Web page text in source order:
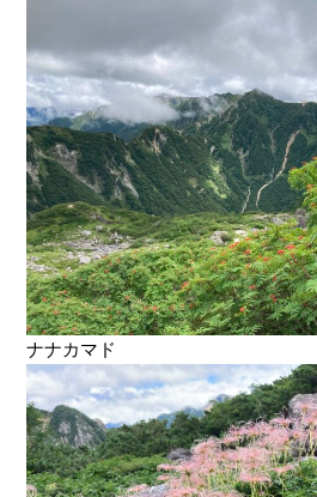
ナナカマド